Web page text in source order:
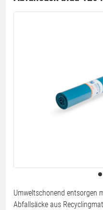
Umweltschonend entsorgen
Abfallsäcke aus